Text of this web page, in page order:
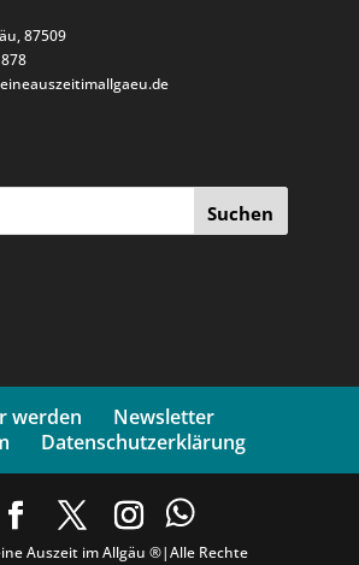
87509
Suchen
werden
Newsletter
Datenschutzerklärung
Auszeit im Allgäu ®|Alle Rechte